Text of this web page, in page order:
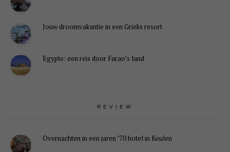
Jouw droomvakantie in een Grieks resort
Egypte: een reis door Farao’s land
REVIEW
Overnachten in een jaren ’70 hotel in Keulen